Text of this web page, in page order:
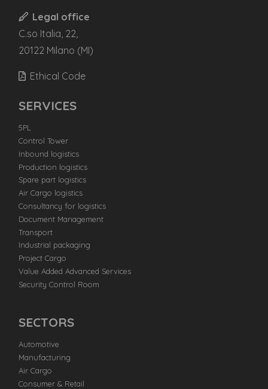
Legal office
C.so Italia, 22,
20122 Milano (MI)
Ethical Code
SERVICES
5PL
Control Tower
Inbound logistics
Production logistics
Spare part logistics
Air Cargo logistics
Consultancy for logistics
Document Management
Transport
Industrial packaging
Project Cargo
Value Added Advanced Services
Security Control Room
SECTORS
Automotive
Manufacturing
Air Cargo
Consumer & Retail